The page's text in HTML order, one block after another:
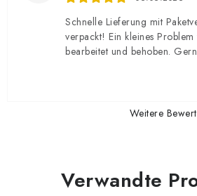
Schnelle Lieferung mit
verpackt! Ein kleines
bearbeitet und behoben.
Weitere
Verwandte